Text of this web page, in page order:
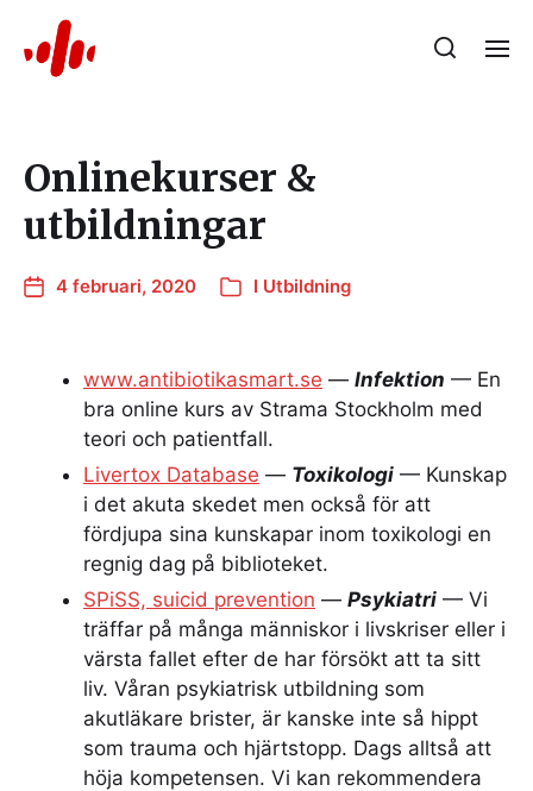
Onlinekurser &
utbildningar
4 februari, 2020 I Utbildning
www.antibiotikasmart.se — Infektion — En
bra online kurs av Strama Stockholm med
teori och patientfall.
Livertox Database — Toxikologi — Kunskap
i det akuta skedet men också för att
fördjupa sina kunskapar inom toxikologi en
regnig dag på biblioteket.
SPiSS, suicid prevention — Psykiatri — Vi
träffar på många människor i livskriser eller i
värsta fallet efter de har försökt att ta sitt
liv. Våran psykiatrisk utbildning som
akutläkare brister, är kanske inte så hippt
som trauma och hjärtstopp. Dags alltså att
höja kompetensen. Vi kan rekommendera